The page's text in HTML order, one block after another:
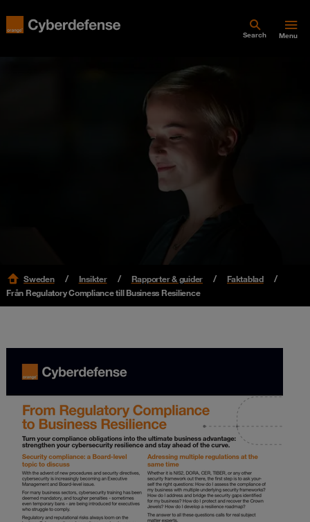
Search Menu
Sweden Insikter Rapporter & guider
Faktablad
Från Regulatory Compliance till Business Resilience